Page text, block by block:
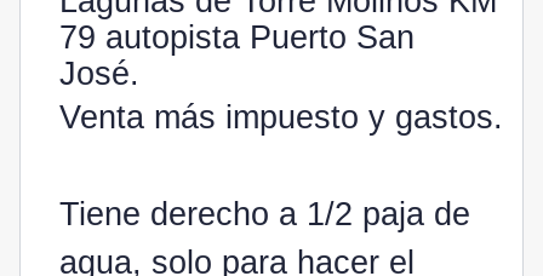
79 autopista Puerto San
José.
Venta más impuesto y gastos.
Tiene derecho a 1/2 paja de
agua, solo para hacer el